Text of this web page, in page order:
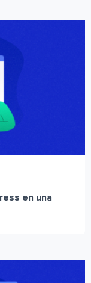
en una